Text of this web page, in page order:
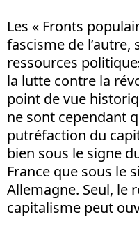
Les « Fronts
fascisme de l’autre,
ressources
la lutte contre la
point de vue
ne sont cependant
putréfaction du
bien sous le signe
France que sous le
Allemagne. Seul, le
capitalisme peut